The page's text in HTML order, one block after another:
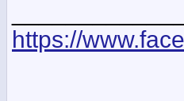
https://